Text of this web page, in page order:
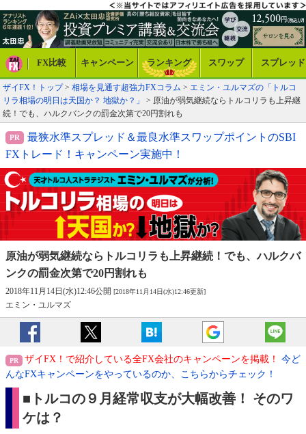
FX比較 キャンペーン ランキング スワップ スプレッド
ザイFX！トップ> 相場を見通す超強力FXコラム > エミン・ユルマズの「トルコ
リラ相場の明日は天国か？ 地獄か？」
> 原油が弱気継続ならトルコリラも上昇継
続！でも、ハルクバンクの罰金次第で20円割れも
最狭水準スプレッド＆最良水準スワップポイントのSBI
FXトレード！キャンペーン実施中！
原油が弱気継続ならトルコリラも上昇継続！ でも、ハルクバ
ンクの罰金次第で20円割れも
2018年11月14日(水)12:46公開 [2018年11月14日(水)12:46更新]
エミン・ユルマズ
ザイFX！で紹介している全FX会社のキャンペーンを掲載！
今ど
んなFXキャンペーンをやっているのか、こちらからチェック！
■トルコの９月経常収支が大幅改善！ そのワ
ケは？